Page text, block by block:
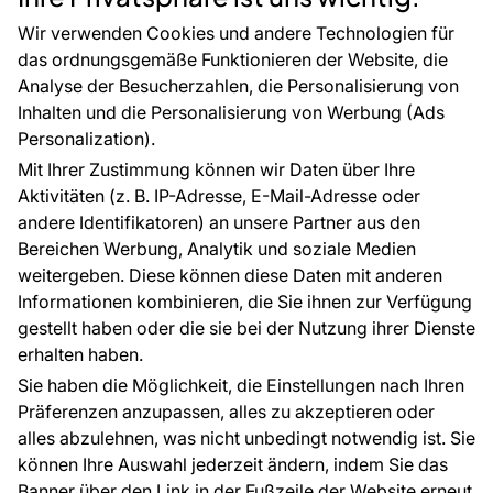
Wir verwenden Cookies und andere Technologien für
das ordnungsgemäße Funktionieren der Website, die
Analyse der Besucherzahlen, die Personalisierung von
Inhalten und die Personalisierung von Werbung (Ads
Personalization).
Mit Ihrer Zustimmung können wir Daten über Ihre
Aktivitäten (z. B. IP-Adresse, E-Mail-Adresse oder
andere Identifikatoren) an unsere Partner aus den
Bereichen Werbung, Analytik und soziale Medien
weitergeben. Diese können diese Daten mit anderen
Informationen kombinieren, die Sie ihnen zur Verfügung
gestellt haben oder die sie bei der Nutzung ihrer Dienste
erhalten haben.
Sie haben die Möglichkeit, die Einstellungen nach Ihren
Präferenzen anzupassen, alles zu akzeptieren oder
alles abzulehnen, was nicht unbedingt notwendig ist. Sie
können Ihre Auswahl jederzeit ändern, indem Sie das
CE-Zertifizierung
Großhandel
Raumvisualisierung
Zubehör
Tapetenmuster
FÜR SIE
Blog
EU-Projekte
Ratschläge und Tipps
FAQ
ÜBER DAS UNTERNEHMEN
Kontakt
Haben Sie Fragen? Wir helfen Ihnen gerne weiter
und beraten Sie persönlich.
+49 781 95633072
service@tapeteneshop.de